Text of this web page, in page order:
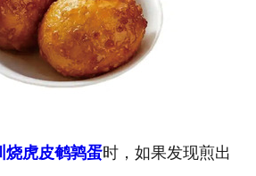
深圳新东方食品
深圳食品代加工
烧虎皮鹌鹑蛋时，如果发现煎出